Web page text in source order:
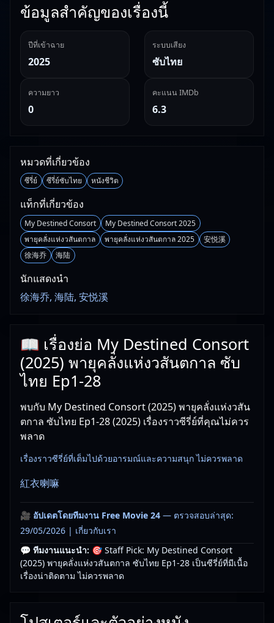
ข้อมูลสำคัญของเรื่องนี้
ปีที่เข้าฉาย
2025
ระบบเสียง
ซับไทย
ความยาว
0
คะแนน IMDb
6.3
หมวดที่เกี่ยวข้อง
ซีรี่ย์ ซีรี่ย์ซับไทย หนังชีวิต
แท็กที่เกี่ยวข้อง
My Destined Consort
My Destined Consort 2025
พายุคลั่งแห่งวสันตกาล
พายุคลั่งแห่งวสันตกาล 2025
安悦溪
徐海乔
海陆
นักแสดงนำ
徐海乔, 海陆, 安悦溪
📖 เรื่องย่อ My Destined Consort
(2025) พายุคลั่งแห่งวสันตกาล ซับ
ไทย Ep1-28
พบกับ My Destined Consort (2025) พายุคลั่งแห่งวสัน
ตกาล ซับไทย Ep1-28 (2025) เรื่องราวซีรี่ย์ที่คุณไม่ควร
พลาด
เรื่องราวซีรี่ย์ที่เต็มไปด้วยอารมณ์และความสนุก ไม่ควรพลาด
紅衣喇嘛
🎥 อัปเดตโดยทีมงาน Free Movie 24 — ตรวจสอบล่าสุด:
29/05/2026 | เกี่ยวกับเรา
💬 ทีมงานแนะนำ: 🎯 Staff Pick: My Destined Consort
(2025) พายุคลั่งแห่งวสันตกาล ซับไทย Ep1-28 เป็นซีรี่ย์ที่มีเนื้อ
เรื่องน่าติดตาม ไม่ควรพลาด